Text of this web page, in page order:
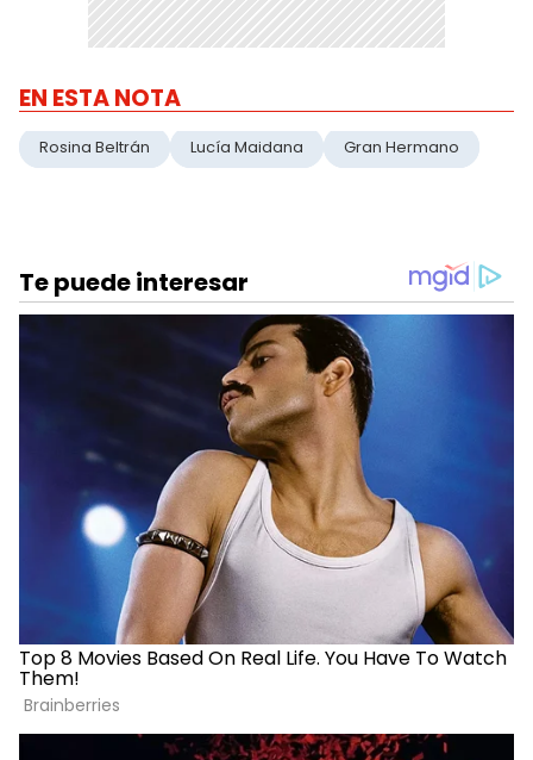
EN ESTA NOTA
Rosina Beltrán Lucía Maidana Gran Hermano